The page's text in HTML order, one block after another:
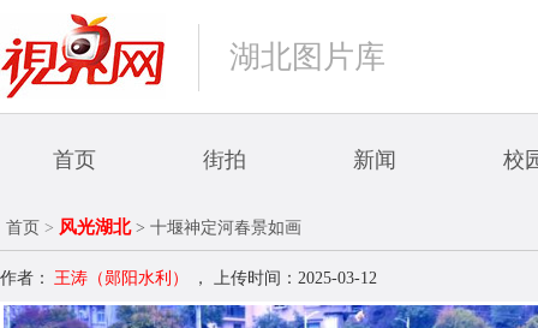
湖北图片库
首页 街拍 新闻 校
首页 > 风光湖北> 十堰神定河春景如画
作者： 王涛（郧阳水利） ， 上传时间：2025-03-12